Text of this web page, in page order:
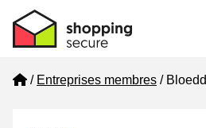
Home
Entreprises membres